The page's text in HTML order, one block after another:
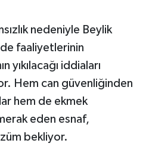
nedeniyle Beylik
faaliyetlerinin
yıkılacağı iddiaları
Hem can güvenliğinden
hem de ekmek
eden esnaf,
bekliyor.